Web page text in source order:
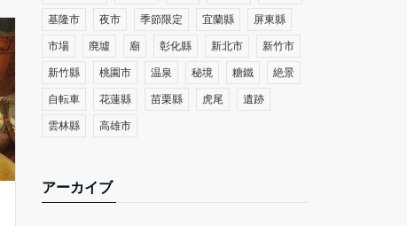
基隆市 夜市 季節限定 宜蘭縣 屏東縣
市場 廃墟 廟 彰化縣 新北市 新竹市
新竹縣 桃園市 温泉 秘境 糖鐵 絶景
自転車 花蓮縣 苗栗縣 虎尾 遺跡
雲林縣 高雄市
アーカイブ